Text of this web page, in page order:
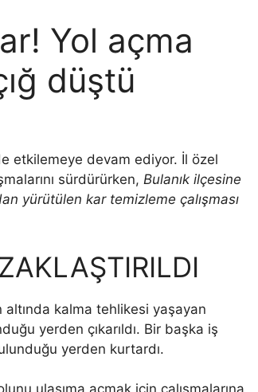
Yol açma
düştü
etkilemeye devam ediyor. İl özel
sürdürürken, Bulanık ilçesine
yürütülen kar temizleme çalışması
altında kalma tehlikesi yaşayan
yerden çıkarıldı. Bir başka iş
yerden kurtardı.